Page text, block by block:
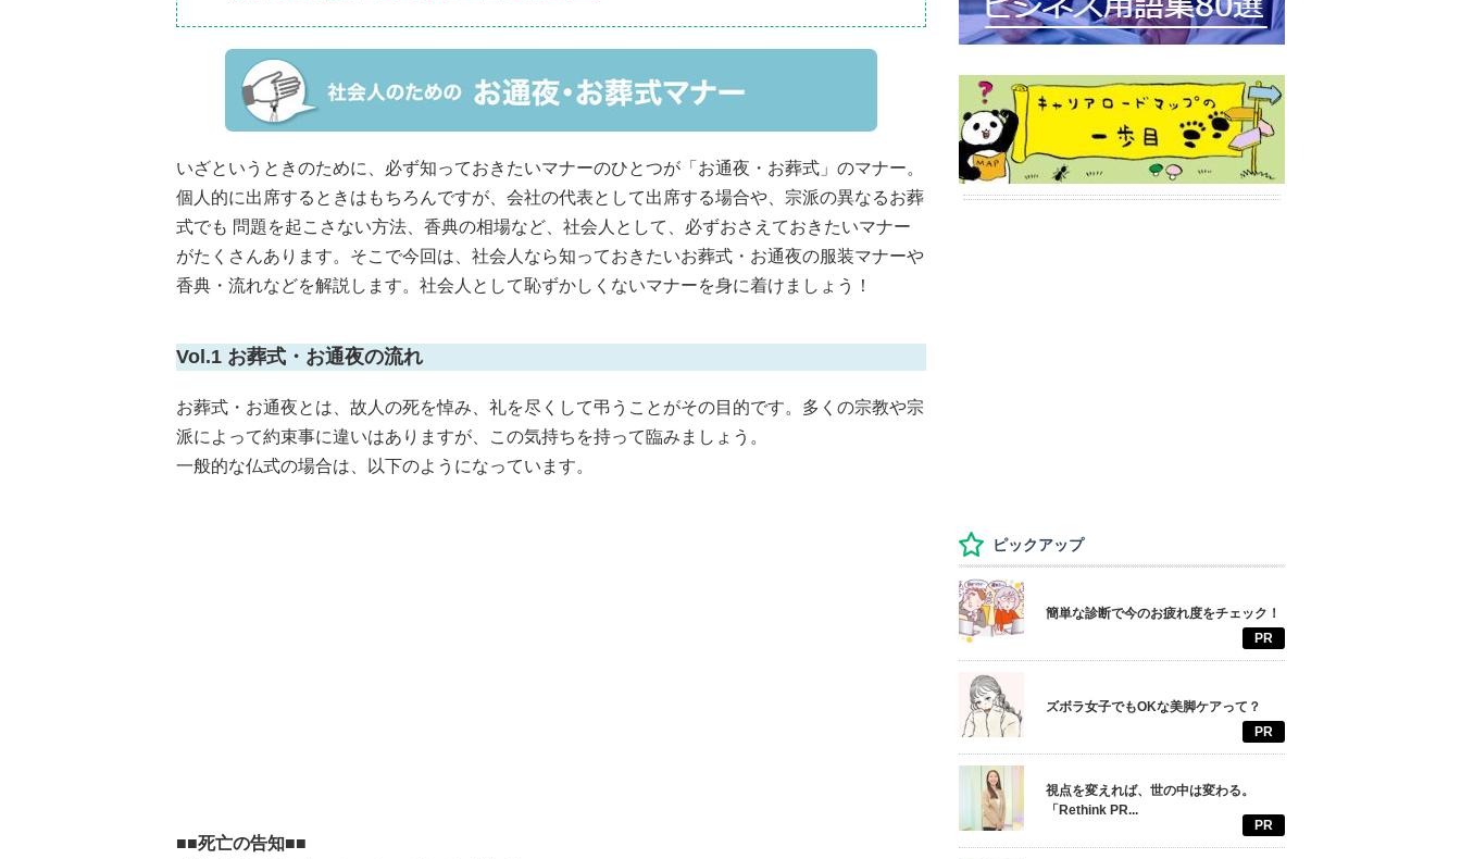
いざというときのために、必ず知っておきたいマナーのひとつが「お通夜・お葬式」のマナー。
個人的に出席するときはもちろんですが、会社の代表として出席する場合や、宗派の異なるお葬
式でも 問題を起こさない方法、香典の相場など、社会人として、必ずおさえておきたいマナー
がたくさんあります。そこで今回は、社会人なら知っておきたいお葬式・お通夜の服装マナーや
香典・流れなどを解説します。社会人として恥ずかしくないマナーを身に着けましょう！
Vol.1 お葬式・お通夜の流れ
お葬式・お通夜とは、故人の死を悼み、礼を尽くして弔うことがその目的です。多くの宗教や宗
派によって約束事に違いはありますが、この気持ちを持って臨みましょう。
一般的な仏式の場合は、以下のようになっています。
■■死亡の告知■■
ピックアップ
簡単な診断で今のお疲れ度をチェック！
PR
ズボラ女子でもOKな美脚ケアって？
PR
視点を変えれば、世の中は変わる。
「Rethink PR...
PR